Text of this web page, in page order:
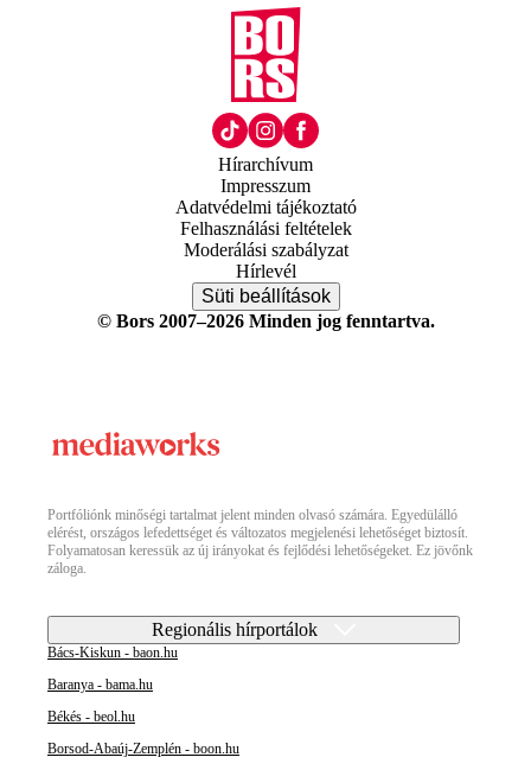
Hírarchívum
Impresszum
Adatvédelmi tájékoztató
Felhasználási feltételek
Moderálási szabályzat
Hírlevél
Süti beállítások
© Bors 2007–2026 Minden jog fenntartva.
Portfóliónk minőségi tartalmat jelent minden olvasó számára. Egyedülálló
elérést, országos lefedettséget és változatos megjelenési lehetőséget biztosít.
Folyamatosan keressük az új irányokat és fejlődési lehetőségeket. Ez jövőnk
záloga.
Regionális hírportálok
Bács-Kiskun - baon.hu
Baranya - bama.hu
Békés - beol.hu
Borsod-Abaúj-Zemplén - boon.hu